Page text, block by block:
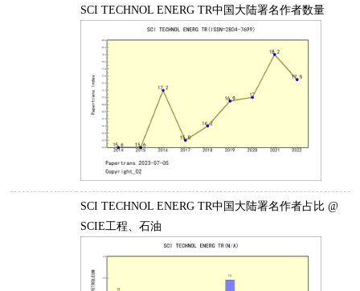
SCI TECHNOL ENERG TR中国大陆署名作者数量
SCI TECHNOL ENERG TR中国大陆署名作者占比 @
SCIE工程、石油